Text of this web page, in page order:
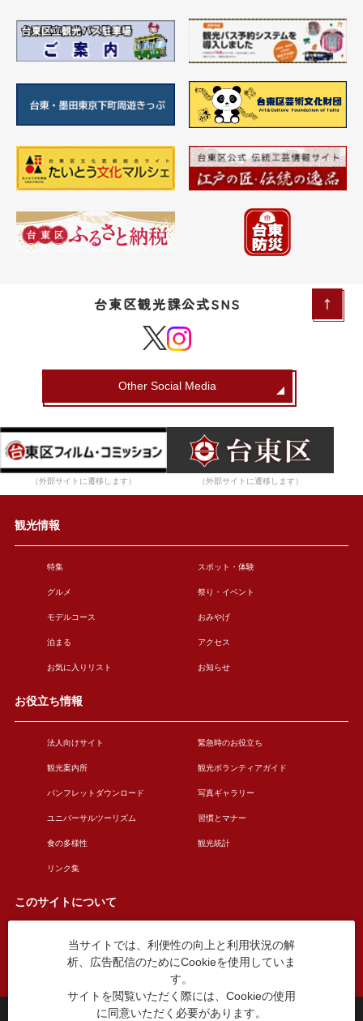
台東区観光課公式SNS
Other Social Media
（外部サイトに遷移します） （外部サイトに遷移します）
観光情報
特集 スポット・体験
グルメ 祭り・イベント
モデルコース おみやげ
泊まる アクセス
お気に入りリスト お知らせ
お役立ち情報
法人向けサイト 緊急時のお役立ち
観光案内所 観光ボランティアガイド
パンフレットダウンロード 写真ギャラリー
ユニバーサルツーリズム 習慣とマナー
食の多様性 観光統計
リンク集
このサイトについて
このサイトについて 広告掲載について
お問い合わせ
台東区役所観光課
当サイトでは、利便性の向上と利用状況の解
析、広告配信のためにCookieを使用していま
す。
サイトを閲覧いただく際には、Cookieの使用
に同意いただく必要があります。